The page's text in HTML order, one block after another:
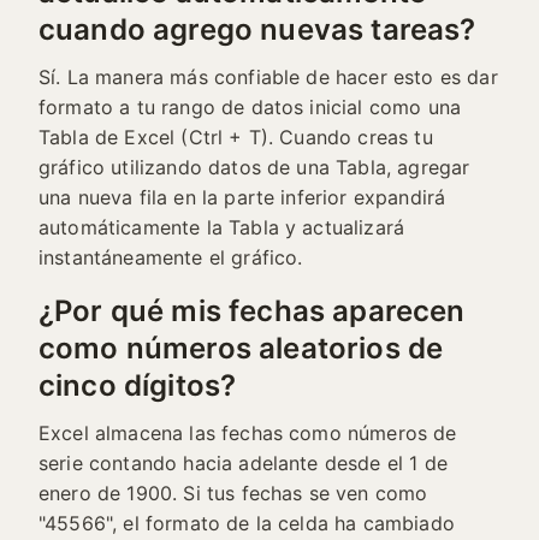
cuando agrego nuevas tareas?
Sí. La manera más confiable de hacer esto es dar
formato a tu rango de datos inicial como una
Tabla de Excel (Ctrl + T). Cuando creas tu
gráfico utilizando datos de una Tabla, agregar
una nueva fila en la parte inferior expandirá
automáticamente la Tabla y actualizará
instantáneamente el gráfico.
¿Por qué mis fechas aparecen
como números aleatorios de
cinco dígitos?
Excel almacena las fechas como números de
serie contando hacia adelante desde el 1 de
enero de 1900. Si tus fechas se ven como
"45566", el formato de la celda ha cambiado